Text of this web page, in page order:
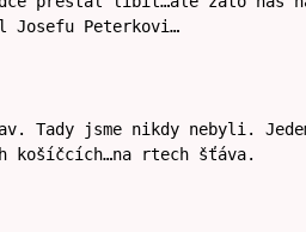
Josefu Peterkovi…
Tady jsme nikdy nebyli.
košíčcích…na rtech šťáva.